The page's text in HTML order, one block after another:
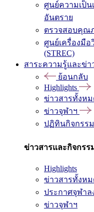
ศูนย์ความเป็น
อันตราย
ตรวจสอบคุณ
ศูนย์เครื่องมือ
(STREC)
สาระความรู้และข่า
ย้อนกลับ
Highlights
ข่าวสารทั้งห
ข่าวจุฬาฯ
ปฏิทินกิจกรรม
ข่าวสารและกิจกรร
Highlights
ข่าวสารทั้งห
ประกาศจุฬา
ข่าวจุฬาฯ